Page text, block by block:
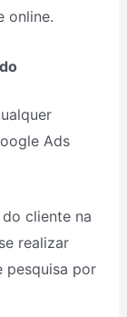
online.
Ads
cliente na
realizar
pesquisa por